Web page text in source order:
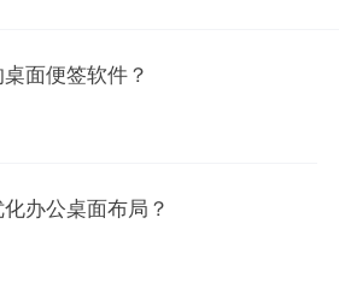
面便签软件？
办公桌面布局？